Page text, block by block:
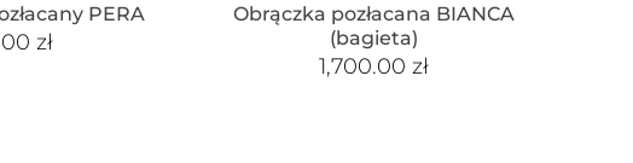
PERA
zł
Obrączka pozłacana BIANCA
(bagieta)
1,700.00 zł